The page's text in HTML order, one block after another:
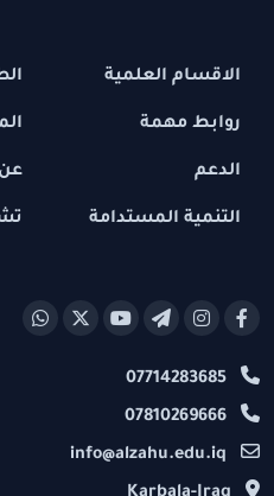
الاقسام العلمية
روابط مهمة
الدعم
التنمية المستدامة
07714283685
07810269666
info@alzahu.edu.iq